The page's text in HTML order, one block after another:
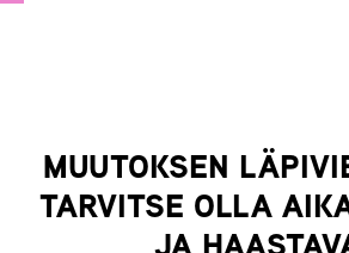
MUUTOKSEN
TARVITSE OLLA